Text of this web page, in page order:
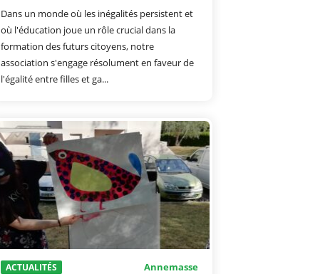
Dans un monde où les inégalités persistent et
où l'éducation joue un rôle crucial dans la
formation des futurs citoyens, notre
association s'engage résolument en faveur de
l'égalité entre filles et ga...
ACTUALITÉS Annemasse